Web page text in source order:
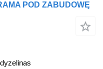
POD ZABUDOWĘ
dyzelinas